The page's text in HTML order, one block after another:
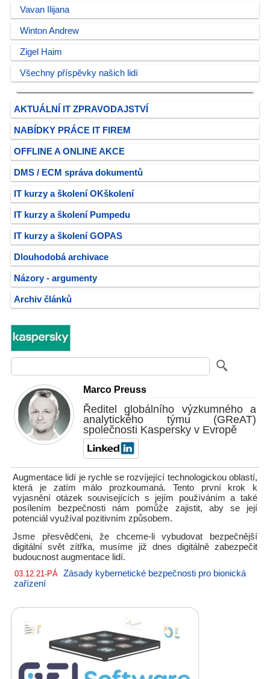
Vavan Ilijana
Winton Andrew
Zigel Haim
Všechny příspěvky našich lidí
AKTUÁLNÍ IT ZPRAVODAJSTVÍ
NABÍDKY PRÁCE IT FIREM
OFFLINE A ONLINE AKCE
DMS / ECM správa dokumentů
IT kurzy a školení OKškolení
IT kurzy a školení Pumpedu
IT kurzy a školení GOPAS
Dlouhodobá archivace
Názory - argumenty
Archiv článků
Marco Preuss
Ředitel globálního výzkumného a
analytického týmu (GReAT)
společnosti Kaspersky v Evropě
Augmentace lidí je rychle se rozvíjející technologickou oblastí,
která je zatím málo prozkoumaná. Tento první krok k
vyjasnění otázek souvisejících s jejím používáním a také
posílením bezpečnosti nám pomůže zajistit, aby se její
potenciál využíval pozitivním způsobem.
Jsme přesvědčeni, že chceme-li vybudovat bezpečnější
digitální svět zítřka, musíme již dnes digitálně zabezpečit
budoucnost augmentace lidí.
03.12.21-PÁ Zásady kybernetické bezpečnosti pro bionická
zařízení